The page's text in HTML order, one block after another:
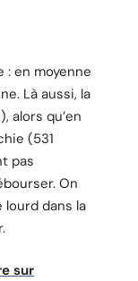
: en moyenne
Là aussi, la
alors qu’en
(531
pas
On
dans la
sur